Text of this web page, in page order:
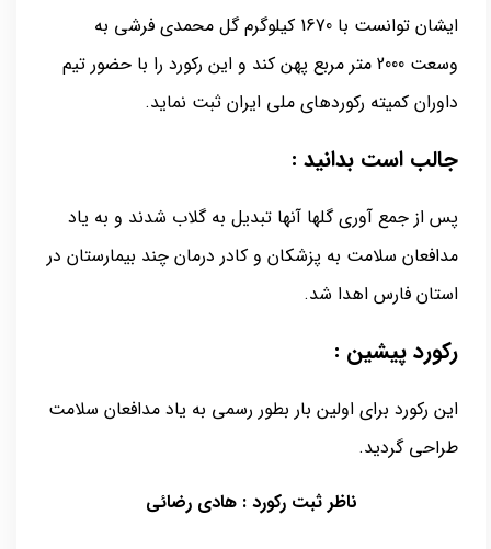
ایشان توانست با 1670 کیلوگرم گل محمدی فرشی به
وسعت 2000 متر مربع پهن کند و این رکورد را با حضور تیم
داوران کمیته رکوردهای ملی ایران ثبت نماید.
جالب است بدانید :
پس از جمع آوری گلها آنها تبدیل به گلاب شدند و به یاد
مدافعان سلامت به پزشکان و کادر درمان چند بیمارستان در
استان فارس اهدا شد.
رکورد پیشین :
این رکورد برای اولین بار بطور رسمی به یاد مدافعان سلامت
طراحی گردید.
ناظر ثبت رکورد : هادی رضائی